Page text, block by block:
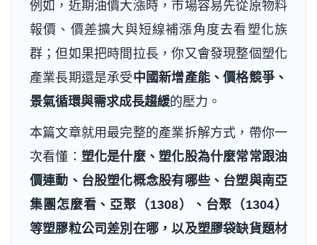
例如，近期油價大漲時，市場容易先從原物料
報價、價差擴大與短線補漲角度去看塑化族
群；但如果把時間拉長，你又會發現整個塑化
產業長期還是承受中國新增產能、價格競爭、
景氣循環與需求成長趨緩的壓力。
本篇文章就用最完整的產業拆解方式，帶你一
次看懂： 塑化是什麼、塑化股為什麼常常跟油
價連動、台股塑化概念股有哪些、台塑與南亞
集團怎麼看、亞聚（1308）、台聚（1304）
等塑膠粒公司差別在哪，以及塑膠袋缺貨題材